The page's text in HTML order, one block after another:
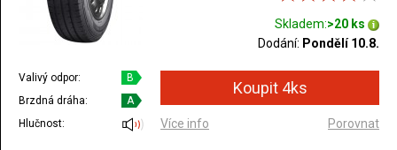
Skladem:>20 ks
Dodání: Pondělí 10.8.
Valivý odpor:
B
Brzdná dráha:
A
Hlučnost:
Více info Porovnat